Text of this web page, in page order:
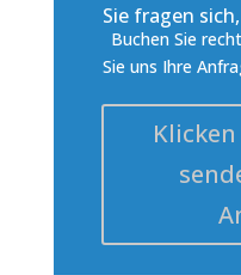
Sie fragen
Buchen Sie
Sie uns Ihre